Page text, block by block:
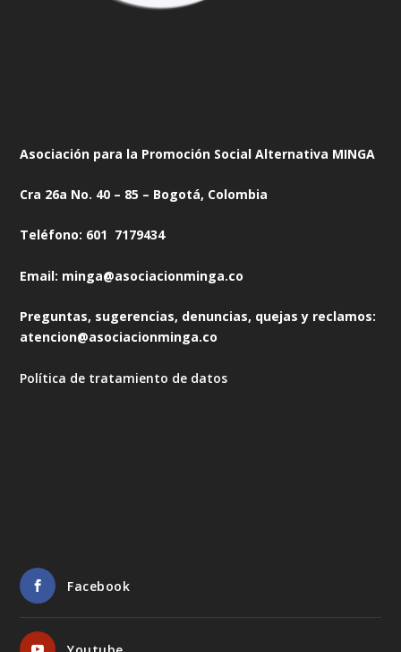
Asociación para la Promoción Social Alternativa MINGA
Cra 26a No. 40 – 85 – Bogotá, Colombia
Teléfono: 601 7179434
Email: minga@asociacionminga.co
Preguntas, sugerencias, denuncias, quejas y reclamos:
atencion@asociacionminga.co
Política de tratamiento de datos
Facebook